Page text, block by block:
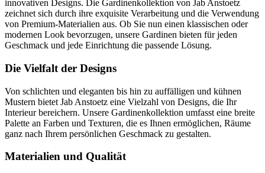
innovativen Designs. Die Gardinenkollektion von Jab Anstoetz
zeichnet sich durch ihre exquisite Verarbeitung und die Verwendung
von Premium-Materialien aus. Ob Sie nun einen klassischen oder
modernen Look bevorzugen, unsere Gardinen bieten für jeden
Geschmack und jede Einrichtung die passende Lösung.
Die Vielfalt der Designs
Von schlichten und eleganten bis hin zu auffälligen und kühnen
Mustern bietet Jab Anstoetz eine Vielzahl von Designs, die Ihr
Interieur bereichern. Unsere Gardinenkollektion umfasst eine breite
Palette an Farben und Texturen, die es Ihnen ermöglichen, Räume
ganz nach Ihrem persönlichen Geschmack zu gestalten.
Materialien und Qualität